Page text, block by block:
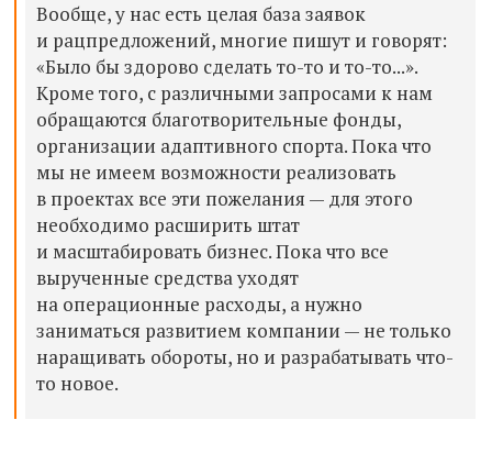
Вообще, у нас есть целая база заявок
и рацпредложений, многие пишут и говорят:
«Было бы здорово сделать то-то и то-то...».
Кроме того, с различными запросами к нам
обращаются благотворительные фонды,
организации адаптивного спорта. Пока что
мы не имеем возможности реализовать
в проектах все эти пожелания — для этого
необходимо расширить штат
и масштабировать бизнес. Пока что все
вырученные средства уходят
на операционные расходы, а нужно
заниматься развитием компании — не только
наращивать обороты, но и разрабатывать что-
то новое.